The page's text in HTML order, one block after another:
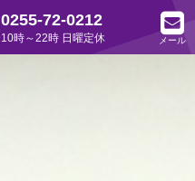
0255-72-0212
10時～22時 日曜定休 メール